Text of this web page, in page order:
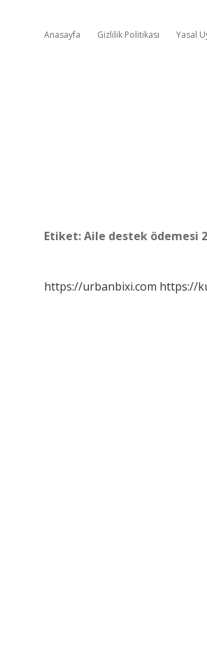
Anasayfa Gizlilik Politikası Yasal
Etiket:Aile destek ödemesi
https://urbanbixi.com https://